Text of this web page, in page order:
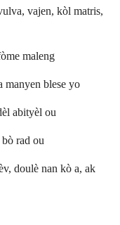
vajen, kòl matris,
maleng
manyen blese yo
abityèl ou
rad ou
doulè nan kò a, ak